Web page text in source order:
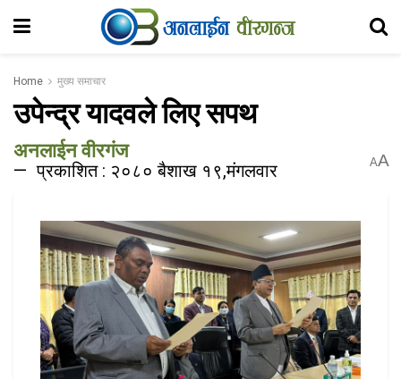
Home मुख्य समाचार
उपेन्द्र यादवले लिए सपथ
अनलाईन वीरगंज
प्रकाशित : २०८० बैशाख १९,मंगलवार AA